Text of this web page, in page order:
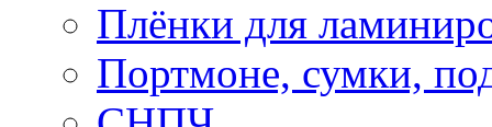
Плёнки для
Портмоне, сумки,